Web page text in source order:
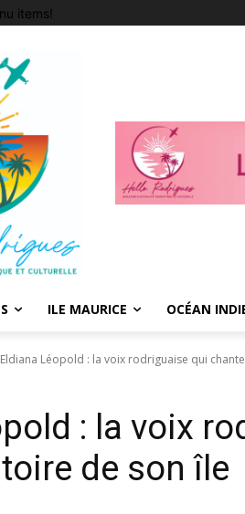
items!
ILE MAURICE OCÉAN
Eldiana Léopold : la voix rodriguaise qui
: la voix
de son île